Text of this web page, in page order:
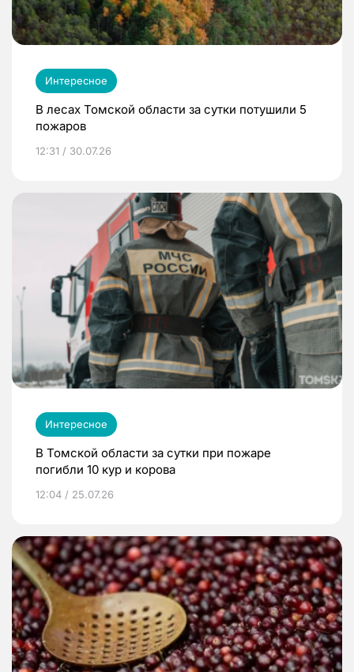
Интересное
В лесах Томской области за сутки потушили 5
пожаров
12:31 / 30.07.26
Интересное
В Томской области за сутки при пожаре
погибли 10 кур и корова
12:04 / 25.07.26